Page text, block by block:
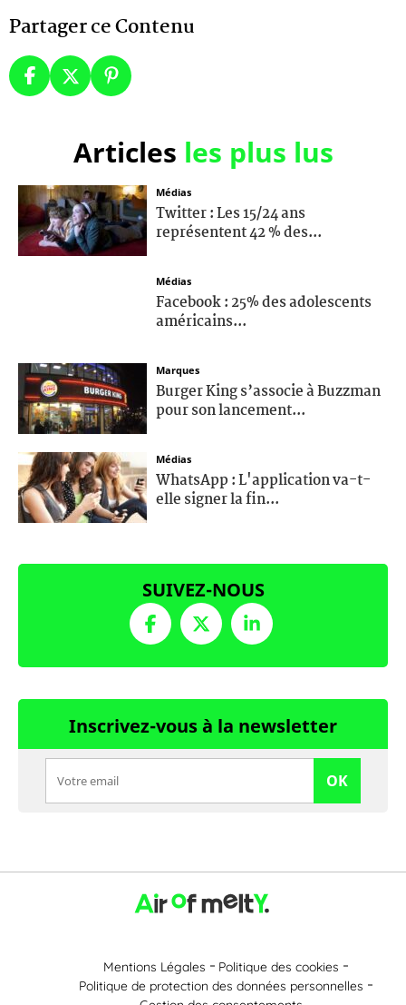
Partager ce Contenu
Articles les plus lus
Médias
Twitter : Les 15/24 ans
représentent 42 % des...
Médias
Facebook : 25% des adolescents
américains...
Marques
Burger King s’associe à Buzzman
pour son lancement...
Médias
WhatsApp : L'application va-t-
elle signer la fin...
SUIVEZ-NOUS
Inscrivez-vous à la newsletter
OK
Mentions Légales
Politique des cookies
Politique de protection des données personnelles